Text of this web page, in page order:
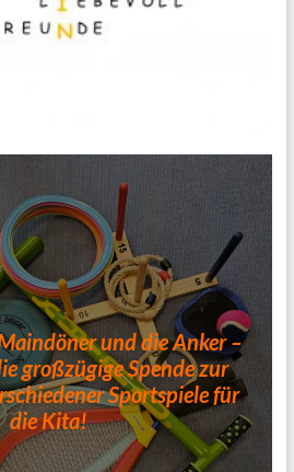
und die Anker –
großzügige Spende zur
Sportspiele für
die Kita!